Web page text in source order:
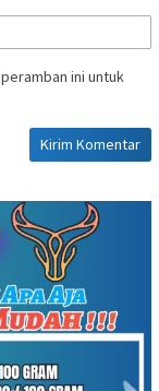
ini untuk